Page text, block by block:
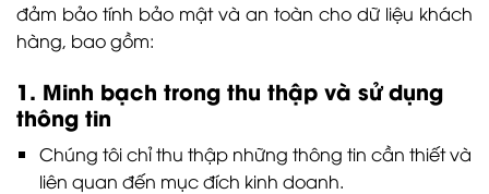
đảm bảo tính bảo mật và an toàn cho dữ liệu khách
hàng, bao gồm:
1. Minh bạch trong thu thập và sử dụng
thông tin
Chúng tôi chỉ thu thập những thông tin cần thiết và
liên quan đến mục đích kinh doanh.